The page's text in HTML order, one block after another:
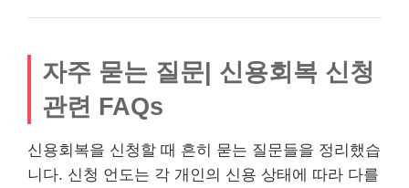
자주 묻는 질문| 신용회복 신청
관련 FAQs
신용회복을 신청할 때 흔히 묻는 질문들을 정리했습
니다. 신청 언도는 각 개인의 신용 상태에 따라 다를